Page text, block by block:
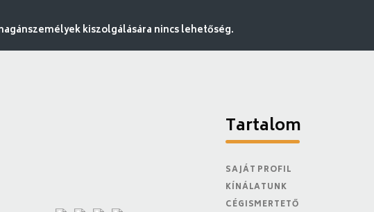
kiszolgálására nincs lehetőség.
Tartalom
SAJÁT PROFIL
KÍNÁLATUNK
CÉGISMERTETŐ